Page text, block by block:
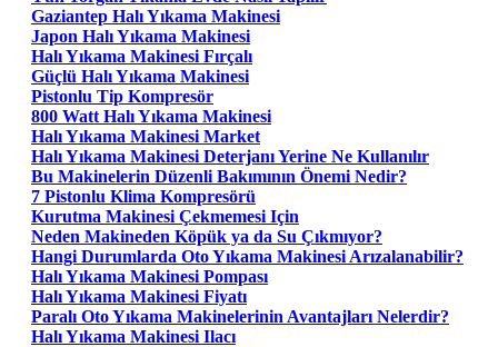
Gaziantep Halı Yıkama Makinesi
Japon Halı Yıkama Makinesi
Halı Yıkama Makinesi Fırçalı
Güçlü Halı Yıkama Makinesi
Pistonlu Tip Kompresör
800 Watt Halı Yıkama Makinesi
Halı Yıkama Makinesi Market
Halı Yıkama Makinesi Deterjanı Yerine Ne Kullanılır
Bu Makinelerin Düzenli Bakımının Önemi Nedir?
7 Pistonlu Klima Kompresörü
Kurutma Makinesi Çekmemesi Için
Neden Makineden Köpük ya da Su Çıkmıyor?
Hangi Durumlarda Oto Yıkama Makinesi Arızalanabilir?
Halı Yıkama Makinesi Pompası
Halı Yıkama Makinesi Fiyatı
Paralı Oto Yıkama Makinelerinin Avantajları Nelerdir?
Halı Yıkama Makinesi Ilacı